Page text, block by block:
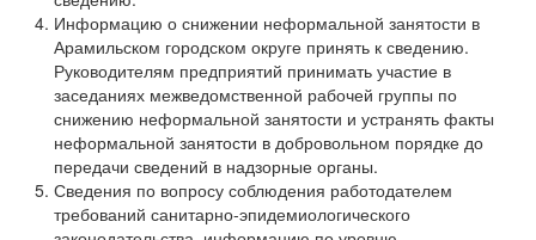
Информацию о снижении неформальной занятости в
Арамильском городском округе принять к сведению.
Руководителям предприятий принимать участие в
заседаниях межведомственной рабочей группы по
снижению неформальной занятости и устранять факты
неформальной занятости в добровольном порядке до
передачи сведений в надзорные органы.
Сведения по вопросу соблюдения работодателем
требований санитарно-эпидемиологического